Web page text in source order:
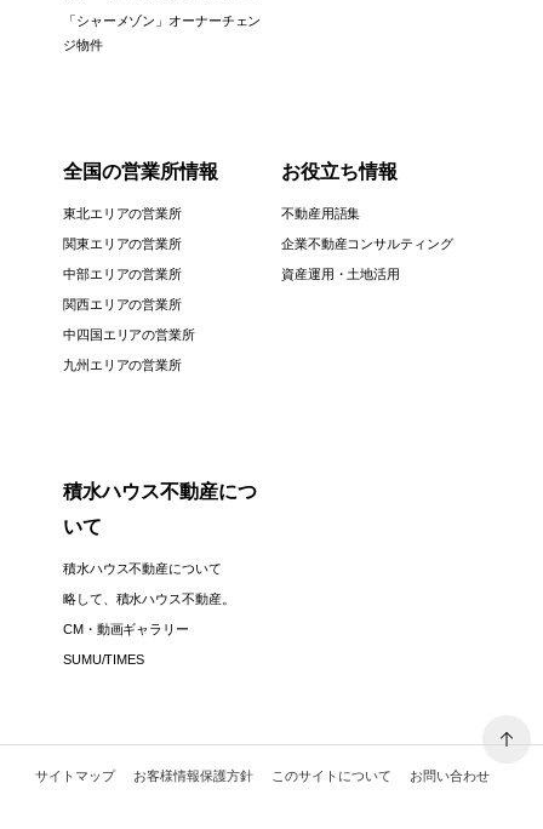
「シャーメゾン」オーナーチェン
ジ物件
全国の営業所情報
東北エリアの営業所
関東エリアの営業所
中部エリアの営業所
関西エリアの営業所
中四国エリアの営業所
九州エリアの営業所
お役立ち情報
不動産用語集
企業不動産コンサルティング
資産運用・土地活用
積水ハウス不動産につ
いて
積水ハウス不動産について
略して、積水ハウス不動産。
CM・動画ギャラリー
SUMU/TIMES
サイトマップ お客様情報保護方針 このサイトについて お問い合わせ